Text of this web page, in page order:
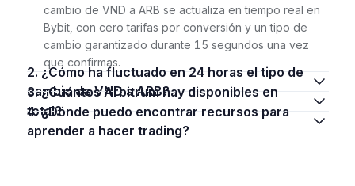
cambio de VND a ARB se actualiza en tiempo real en
Bybit, con cero tarifas por conversión y un tipo de
cambio garantizado durante 15 segundos una vez
que confirmas.
2. ¿Cómo ha fluctuado en 24 horas el tipo de
cambio de VND a ARB?
3. ¿Cuántos Arbitrum hay disponibles en
total?
4. ¿Dónde puedo encontrar recursos para
aprender a hacer trading?